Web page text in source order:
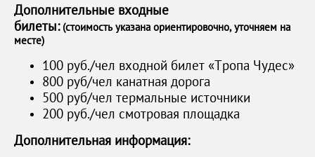
Дополнительные входные
билеты:(стоимость указана ориентировочно, уточняем на
месте)
100 руб./чел входной билет «Тропа Чудес»
800 руб/чел канатная дорога
500 руб/чел термальные источники
200 руб./чел смотровая площадка
Дополнительная информация: